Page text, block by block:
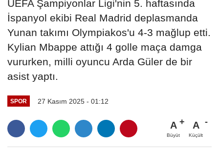
UEFA Şampiyonlar Ligi'nin 5. haftasında
İspanyol ekibi Real Madrid deplasmanda
Yunan takımı Olympiakos'u 4-3 mağlup etti.
Kylian Mbappe attığı 4 golle maça damga
vururken, milli oyuncu Arda Güler de bir
asist yaptı.
SPOR 27 Kasım 2025 - 01:12
A
Büyüt
A
Küçült